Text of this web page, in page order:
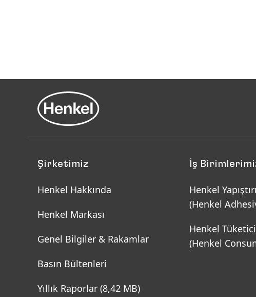
Şirketimiz
Henkel Hakkında
Henkel Markası
Genel Bilgiler & Rakamlar
Basın Bültenleri
Yıllık Raporlar (8,42 MB)
İş
Henkel
(Henkel
Henkel
(Henkel